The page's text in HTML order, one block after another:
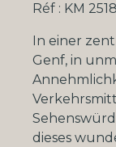
Réf : KM 2518
In einer
Genf, in
dieses